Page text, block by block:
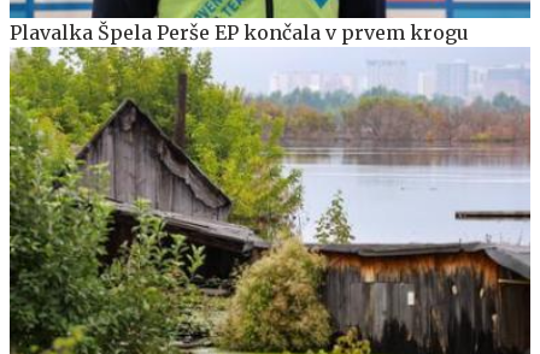
Plavalka Špela Perše EP končala v prvem krogu